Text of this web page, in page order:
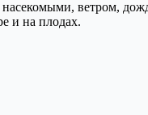
насекомыми, ветром,
и на плодах.